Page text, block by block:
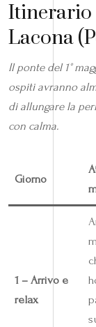
Itinerario
Lacona
Il ponte del 1°
ospiti avranno
di allungare la
con calma.
Giorno
1 – Arrivo e
relax